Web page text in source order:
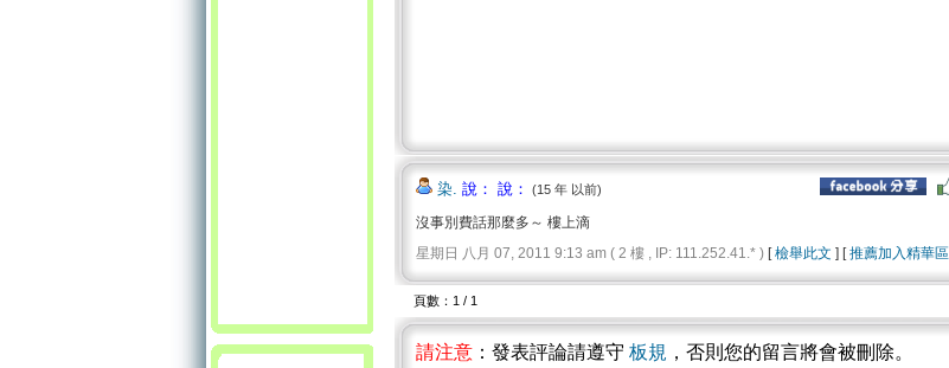
染. 說： 說： (15 年 以前)
沒事別費話那麼多～ 樓上滴
星期日 八月 07, 2011 9:13 am ( 2 樓 , IP: 111.252.41.* ) [檢舉此文 ] [推薦加入精華區
頁數：1 / 1
請注意 ：發表評論請遵守 板規 ，否則您的留言將會被刪除。